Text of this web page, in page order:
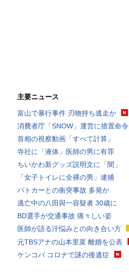
主要ニュース
富山で暴行事件 刃物持ち逃走か
消費者庁「SNOW」運営に措置命令
首相の視察動画「すべて計算」
寺社に「液体」医師の男に有罪
ちいかわ新グッズ説明文に「闇」
「女子トイレに全裸の男」逮捕
パトカーとの衝突事故 多発か
逃亡中の八田與一容疑者 30歳に
BD選手が交通事故 痛々しい姿
医師が語る汗悩みとの向き合い方
元TBSアナの山本里菜 離婚を公表
ケンコバ コロナで謎の後遺症